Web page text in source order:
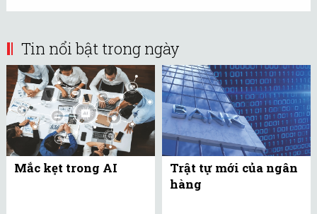
Tin nổi bật trong ngày
Mắc kẹt trong AI
Trật tự mới của ngân
hàng